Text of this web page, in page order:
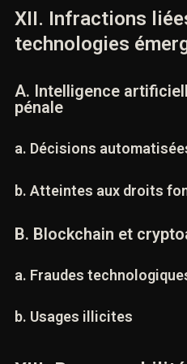
b. Atteintes aux
XII. Infractions
technologies
pénale
a. Décisions
b. Atteintes aux droits
B. Blockchain et
a. Fraudes technologiques